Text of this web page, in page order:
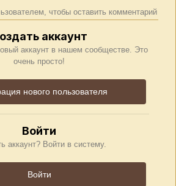
чтобы оставить комментарий
аккаунт
аккаунт в нашем сообществе. Это
очень просто!
нового пользователя
Войти
аккаунт? Войти в систему.
Войти